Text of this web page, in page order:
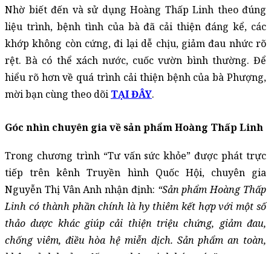
Nhờ biết đến và sử dụng Hoàng Thấp Linh theo đúng
liệu trình, bệnh tình của bà đã cải thiện đáng kể, các
khớp không còn cứng, đi lại dễ chịu, giảm đau nhức rõ
rệt. Bà có thể xách nước, cuốc vườn bình thường. Để
hiểu rõ hơn về quá trình cải thiện bệnh của bà Phượng,
mời bạn cùng theo dõi TẠI ĐÂY.
Góc nhìn chuyên gia về sản phẩm Hoàng Thấp Linh
Trong chương trình “Tư vấn sức khỏe” được phát trực
tiếp trên kênh Truyền hình Quốc Hội, chuyên gia
Nguyễn Thị Vân Anh nhận định: “Sản phẩm Hoàng Thấp
Linh có thành phần chính là hy thiêm kết hợp với một số
thảo dược khác giúp cải thiện triệu chứng, giảm đau,
chống viêm, điều hòa hệ miễn dịch. Sản phẩm an toàn,